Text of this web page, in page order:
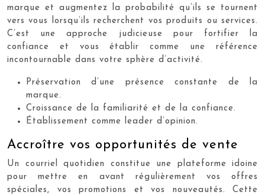
marque et augmentez la probabilité qu’ils se tournent
vers vous lorsqu’ils recherchent vos produits ou services.
C’est une approche judicieuse pour fortifier la
confiance et vous établir comme une référence
incontournable dans votre sphère d’activité.
Préservation d’une présence constante de la
marque.
Croissance de la familiarité et de la confiance.
Établissement comme leader d’opinion.
Accroître vos opportunités de vente
Un courriel quotidien constitue une plateforme idoine
pour mettre en avant régulièrement vos offres
spéciales, vos promotions et vos nouveautés. Cette